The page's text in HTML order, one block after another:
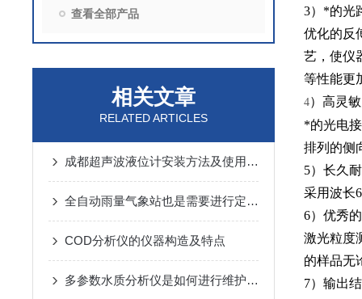
查看全部产品
相关文章
RELATED ARTICLES
成都超声波液位计安装方法及使用注意事项
全自动雨量气象站也是需要进行定期保养的
COD分析仪的仪器构造及特点
多参数水质分析仪是如何进行维护的呢？
3）*的光
优化的反
艺，使仪
等性能更
4）高灵
*的光电
排列的侧
5）长久
采用波长
6）优秀的
激光粒度
的样品无
7）输出